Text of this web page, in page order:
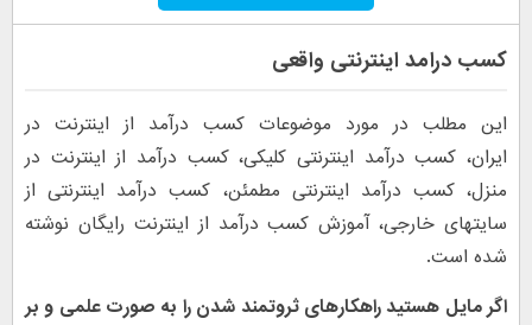
کسب درامد اینترنتی واقعی
این مطلب در مورد موضوعات کسب درآمد از اینترنت در
ایران، کسب درآمد اینترنتی کلیکی، کسب درآمد از اینترنت در
منزل، کسب درآمد اینترنتی مطمئن، کسب درآمد اینترنتی از
سایتهای خارجی، آموزش کسب درآمد از اینترنت رایگان نوشته
شده است.
اگر مایل هستید راهکارهای ثروتمند شدن را به صورت علمی و بر